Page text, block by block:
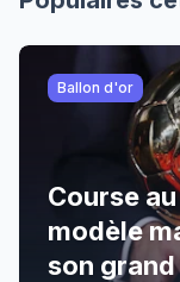
Ballon d'or
Course
modèle
son